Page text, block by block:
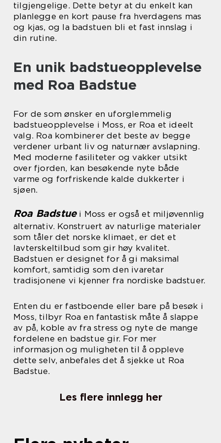
tilgjengelige. Dette betyr at du enkelt kan
planlegge en kort pause fra hverdagens mas
og kjas, og la badstuen bli et fast innslag i
din rutine.
En unik badstueopplevelse
med Roa Badstue
For de som ønsker en uforglemmelig
badstueopplevelse i Moss, er Roa et ideelt
valg. Roa kombinerer det beste av begge
verdener urbant liv og naturnær avslapning.
Med moderne fasiliteter og vakker utsikt
over fjorden, kan besøkende nyte både
varme og forfriskende kalde dukkerter i
sjøen.
Roa Badstuei Moss er også et miljøvennlig
alternativ. Konstruert av naturlige materialer
som tåler det norske klimaet, er det et
lavterskeltilbud som gir høy kvalitet.
Badstuen er designet for å gi maksimal
komfort, samtidig som den ivaretar
tradisjonene vi kjenner fra nordiske badstuer.
Enten du er fastboende eller bare på besøk i
Moss, tilbyr Roa en fantastisk måte å slappe
av på, koble av fra stress og nyte de mange
fordelene en badstue gir. For mer
informasjon og muligheten til å oppleve
dette selv, anbefales det å sjekke ut Roa
Badstue.
Les flere innlegg her